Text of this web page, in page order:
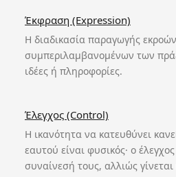
Έκφραση (Expression)
Η διαδικασία παραγωγής
συμπεριλαμβανομένων των
ιδέες ή πληροφορίες.
Έλεγχος (Control)
Η ικανότητα να κατευθύνει
εαυτού είναι φυσικός· ο
συναίνεσή τους, αλλιώς